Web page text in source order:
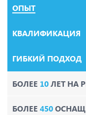
ОПЫТ
КВАЛИФИКАЦИЯ
ГИБКИЙ ПОДХОД
БОЛЕЕ 10ЛЕТ НА
БОЛЕЕ 450